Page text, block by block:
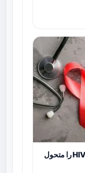
قرص آزمایشی که می‌تواند درمان HIV را متحول